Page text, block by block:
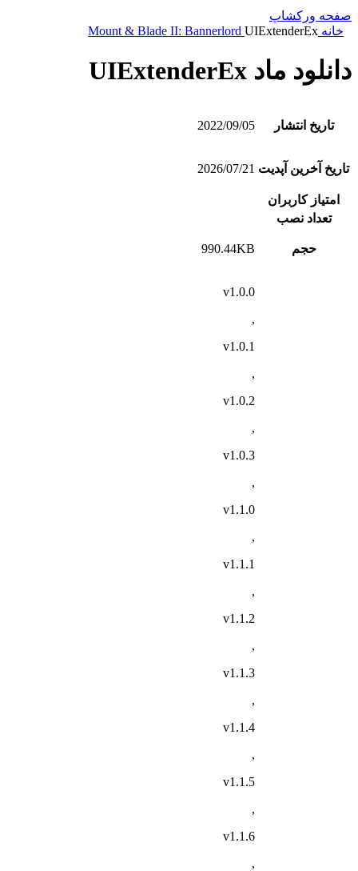
صفحه ورکشاپ
خانه
Mount & Blade II: Bannerlord UIExtenderEx
دانلود ماد UIExtenderEx
تاریخ انتشار 2022/09/05
تاریخ آخرین آپدیت 2026/07/21
امتیاز کاربران
تعداد نصب
حجم 990.44KB
v1.0.0
,
v1.0.1
,
v1.0.2
,
v1.0.3
,
v1.1.0
,
v1.1.1
,
v1.1.2
,
v1.1.3
,
v1.1.4
,
v1.1.5
,
v1.1.6
,